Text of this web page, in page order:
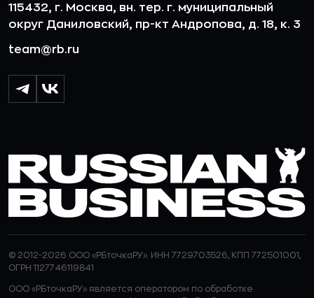
115432, г. Москва, вн. тер. г. муниципальный
округ Даниловский, пр-кт Андропова, д. 18, к. 3
team@rb.ru
© 2012-2026 ООО «РБточкаРУ». ИНН 7729703526, КПП 772501001,
ОГРН 1127746119841
ООО «РБточкаРУ» является оператором по обработке